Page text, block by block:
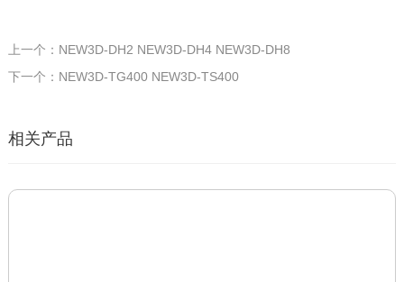
上一个：NEW3D-DH2 NEW3D-DH4 NEW3D-DH8
下一个：NEW3D-TG400 NEW3D-TS400
相关产品